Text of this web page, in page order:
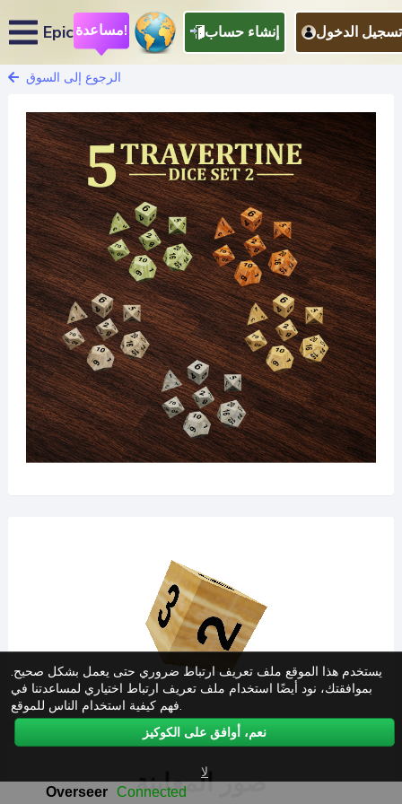
Epic مساعدة! إنشاء حساب تسجيل الدخول
الرجوع إلى السوق
صور المعاينة
يستخدم هذا الموقع ملف تعريف ارتباط ضروري حتى يعمل بشكل صحيح.
بموافقتك، نود أيضًا استخدام ملف تعريف ارتباط اختياري لمساعدتنا في
فهم كيفية استخدام الناس للموقع.
نعم، أوافق على الكوكيز
لا